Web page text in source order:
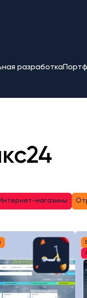
разработка
Интернет-магазины